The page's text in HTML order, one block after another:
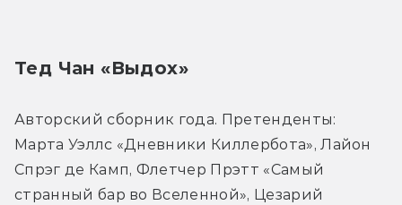
Тед Чан «Выдох»
Авторский сборник года. Претенденты:
Марта Уэллс «Дневники Киллербота», Лайон
Спрэг де Камп, Флетчер Прэтт «Самый
странный бар во Вселенной», Цезарий